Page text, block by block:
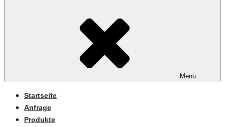
Menü
Startseite
Anfrage
Produkte